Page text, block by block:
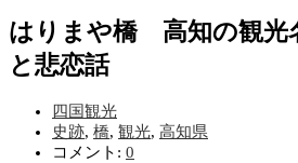
はりまや橋 高知の観光
と悲恋話
四国観光
史跡, 橋, 観光, 高知県
コメント: 0